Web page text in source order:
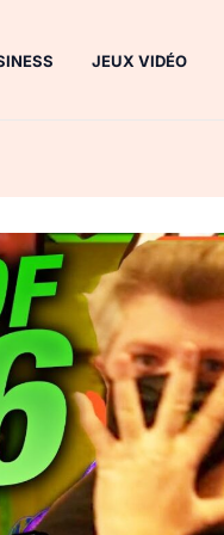
JEUX VIDÉO